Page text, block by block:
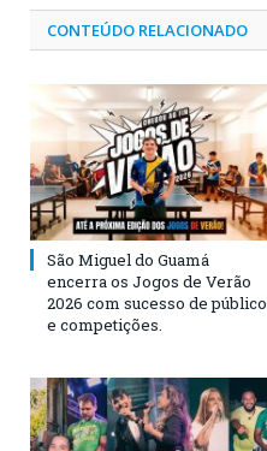
CONTEÚDO RELACIONADO
São Miguel do Guamá
encerra os Jogos de Verão
2026 com sucesso de público
e competições.